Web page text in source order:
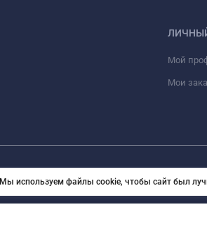
Мой
Мои
Мы используем файлы cookie, чтобы сайт был